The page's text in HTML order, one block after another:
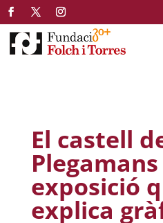
El castell
exposició
explica